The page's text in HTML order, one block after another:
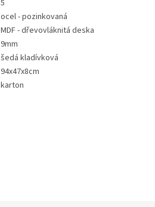
5
ocel - pozinkovaná
MDF - dřevovláknitá deska
9mm
šedá kladívková
94x47x8cm
karton